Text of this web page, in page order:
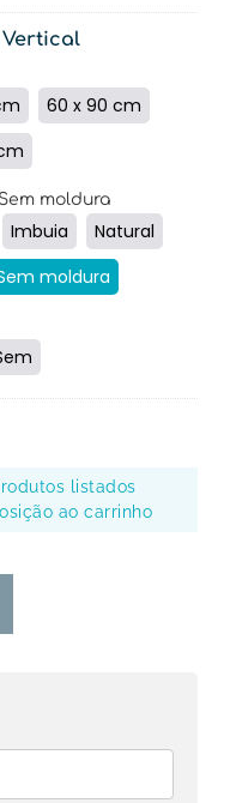
60 x 90 cm
moldura
Imbuia
Natural
moldura
listados
ao carrinho